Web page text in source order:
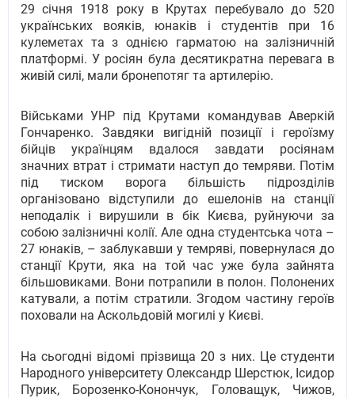
29 січня 1918 року в Крутах перебувало до 520
українських воякiв, юнакiв і студентiв при 16
кулеметах та з однією гарматою на залiзничнiй
платформi. У росіян була десятикратна перевага в
живій силі, мали бронепотяг та артилерію.
Військами УНР під Крутами командував Аверкій
Гончаренко. Завдяки вигідній позиції і героїзму
бійців українцям вдалося завдати росіянам
значних втрат і стримати наступ до темряви. Потім
під тиском ворога більшість підрозділів
організовано відступили до ешелонів на станції
неподалік і вирушили в бік Києва, руйнуючи за
собою залізничні колії. Але одна студентська чота –
27 юнаків, – заблукавши у темряві, повернулася до
станції Крути, яка на той час уже була зайнята
більшовиками. Вони потрапили в полон. Полонених
катували, а потім стратили. Згодом частину героїв
поховали на Аскольдовій могилі у Києві.
На сьогоднi вiдомi прiзвища 20 з них. Це студенти
Народного унiверситету Олександр Шерстюк, Ісидор
Пурик, Борозенко-Конончук, Головащук, Чижов,